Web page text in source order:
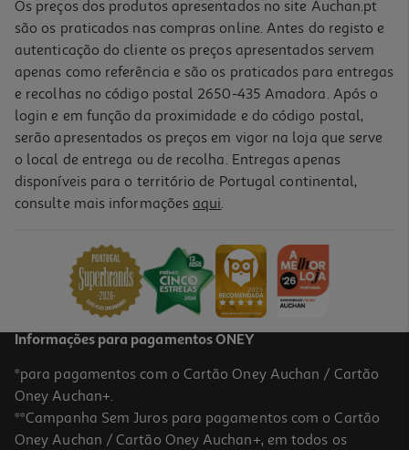
Bolsa P/tablet Qilive 600148287 Reciclada 8"
12,99 €
Os preços dos produtos apresentados no site Auchan.pt
são os praticados nas compras online. Antes do registo e
autenticação do cliente os preços apresentados servem
apenas como referência e são os praticados para entregas
e recolhas no código postal 2650-435 Amadora. Após o
login e em função da proximidade e do código postal,
serão apresentados os preços em vigor na loja que serve
o local de entrega ou de recolha. Entregas apenas
disponíveis para o território de Portugal continental,
consulte mais informações aqui.
Informações para pagamentos ONEY
*para pagamentos com o Cartão Oney Auchan / Cartão
Oney Auchan+.
**Campanha Sem Juros para pagamentos com o Cartão
Oney Auchan / Cartão Oney Auchan+, em todos os